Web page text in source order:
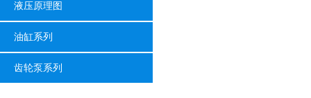
液压原理图
油缸系列
齿轮泵系列